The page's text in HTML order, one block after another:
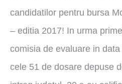
candidatilor pentru bursa
– editia 2017! In urma
comisia de evaluare in
cele 51 de dosare depuse